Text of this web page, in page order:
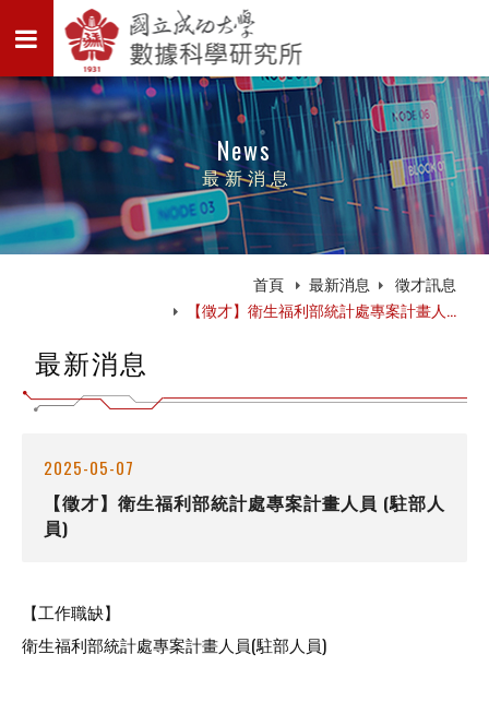
News
最新消息
首頁 最新消息
徵才訊息
【徵才】衛生福利部統計處專案計畫人...
最新消息
2025-05-07
【徵才】衛生福利部統計處專案計畫人員 (駐部人
員)
【工作職缺】
衛生福利部統計處專案計畫人員(駐部人員)